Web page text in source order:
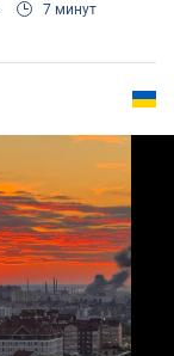
7 минут